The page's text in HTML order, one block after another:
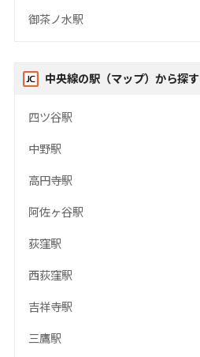
御茶ノ水駅
中央線の駅（マップ）から探す
四ツ谷駅
中野駅
高円寺駅
阿佐ヶ谷駅
荻窪駅
西荻窪駅
吉祥寺駅
三鷹駅